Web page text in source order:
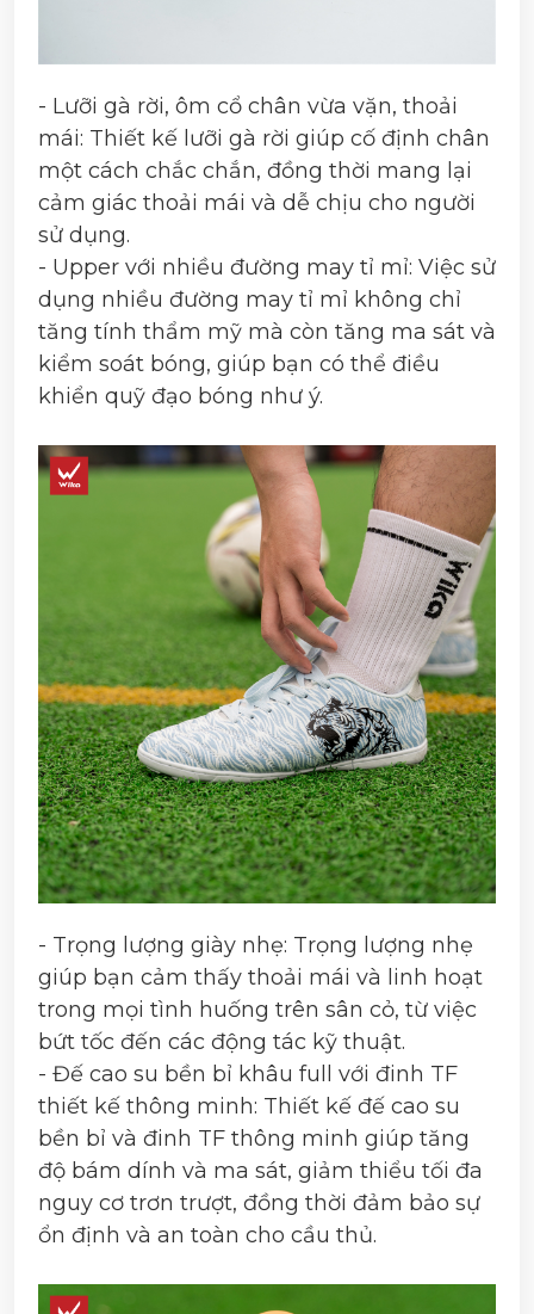
- Lưỡi gà rời, ôm cổ chân vừa vặn, thoải
mái: Thiết kế lưỡi gà rời giúp cố định chân
một cách chắc chắn, đồng thời mang lại
cảm giác thoải mái và dễ chịu cho người
sử dụng.
- Upper với nhiều đường may tỉ mỉ: Việc sử
dụng nhiều đường may tỉ mỉ không chỉ
tăng tính thẩm mỹ mà còn tăng ma sát và
kiểm soát bóng, giúp bạn có thể điều
khiển quỹ đạo bóng như ý.
- Trọng lượng giày nhẹ: Trọng lượng nhẹ
giúp bạn cảm thấy thoải mái và linh hoạt
trong mọi tình huống trên sân cỏ, từ việc
bứt tốc đến các động tác kỹ thuật.
- Đế cao su bền bỉ khâu full với đinh TF
thiết kế thông minh: Thiết kế đế cao su
bền bỉ và đinh TF thông minh giúp tăng
độ bám dính và ma sát, giảm thiểu tối đa
nguy cơ trơn trượt, đồng thời đảm bảo sự
ổn định và an toàn cho cầu thủ.